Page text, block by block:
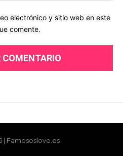
| Famososlove.es